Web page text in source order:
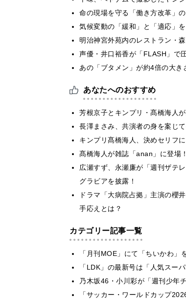
命の現場を守る「働き方改革」
気候変動の「緩和」と「適応」
明治神宮外苑内のレストラン・
声優・井口裕香が「FLASH」で
あの「ブタメン」が約4倍の大き
あなたへのおすすめ
芳根京子とキンプリ・髙橋海人
長澤まさみ、共演者の身を案じ
キンプリ髙橋海人、決めセリフ
髙橋海人が雑誌「anan」に登場
広瀬すず、永瀬廉が「週刊ザテ
グラビアを披露！
ドラマ「大病院占拠」主演の櫻
手応えとは？
カテゴリー記事一覧
「月刊MOE」にて「ちいかわ」
「LDK」の最新号は「人気スー
乃木坂46・小川彩が「週刊少年
「サッカー・ワールドカップ